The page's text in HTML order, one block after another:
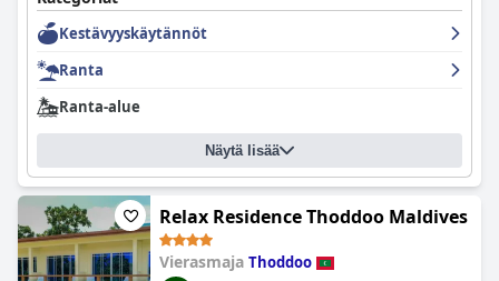
Kestävyyskäytännöt
Ranta
Ranta-alue
Näytä lisää
Relax Residence Thoddoo Maldives
Vierasmaja Thoddoo